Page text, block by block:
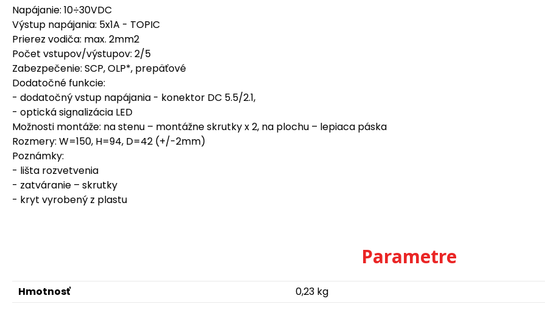
Napájanie: 10÷30VDC
Výstup napájania: 5x1A - TOPIC
Prierez vodiča: max. 2mm2
Počet vstupov/výstupov: 2/5
Zabezpečenie: SCP, OLP*, prepäťové
Dodatočné funkcie:
- dodatočný vstup napájania - konektor DC 5.5/2.1,
- optická signalizácia LED
Možnosti montáže: na stenu – montážne skrutky x 2, na plochu – lepiaca páska
Rozmery: W=150, H=94, D=42 (+/-2mm)
Poznámky:
- lišta rozvetvenia
- zatváranie – skrutky
- kryt vyrobený z plastu
Parametre
Hmotnosť 0,23 kg